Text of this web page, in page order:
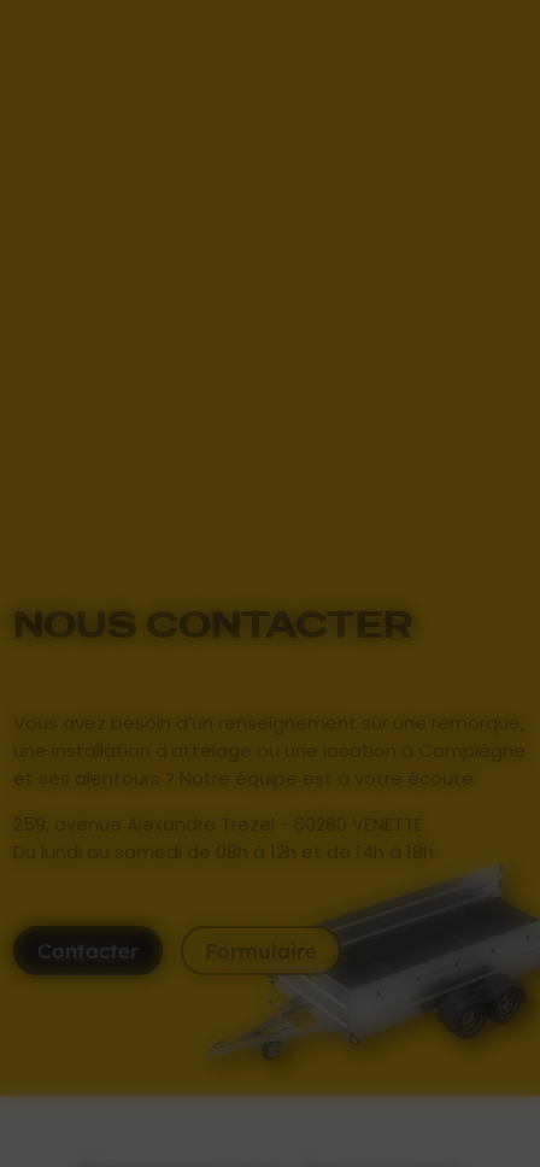
NOUS CONTACTER
Vous avez besoin d’un renseignement sur une remorque,
une installation d’attelage ou une location à Compiègne
et ses alentours ? Notre équipe est à votre écoute.
259, avenue Alexandre Trezel - 60280
VENETTE
Du lundi au samedi de 08h à 12h et de 14h à 18h
Contacter Formulaire